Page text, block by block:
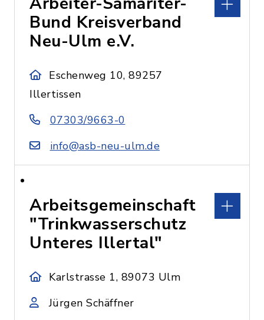
Bund Kreisverband
Neu-Ulm e.V.
Eschenweg 10, 89257
Illertissen
07303/9663-0
info@asb-neu-ulm.de
Arbeitsgemeinschaft
"Trinkwasserschutz
Unteres Illertal"
Karlstrasse 1, 89073 Ulm
Jürgen Schäffner